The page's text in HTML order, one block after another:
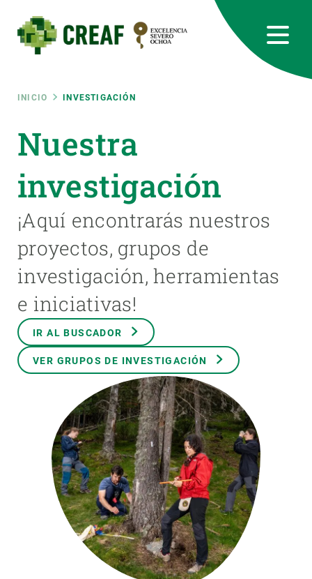
contenido
principal
Ruta
de
navegación
INICIO INVESTIGACIÓN
Nuestra
investigación
¡Aquí encontrarás nuestros
proyectos, grupos de
investigación, herramientas
e iniciativas!
IR AL BUSCADOR
VER GRUPOS DE INVESTIGACIÓN
RRSS
Featured
responsive
INTRANET
Responsive
menu
SOBRE NOSOTROS
INVESTIGACIÓN
CIENCIA EN ACCIÓN
ÚNETE A NOSOTROS
PARTICIPA
NOTICIAS Y AGENDA